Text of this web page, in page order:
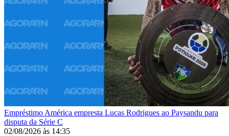
Empréstimo América empresta Lucas Rodrigues ao Paysandu para
disputa da Série C
02/08/2026 às 14:35